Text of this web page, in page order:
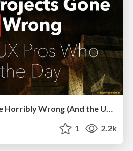
Digital Projects Gone Horribly Wrong (And the UX Pros Who Still Save the Day) - Dean Schuster
1 2.2k